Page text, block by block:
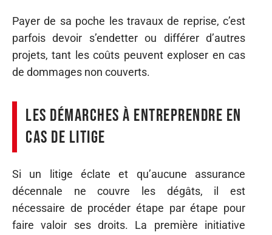
Payer de sa poche les travaux de reprise, c’est
parfois devoir s’endetter ou différer d’autres
projets, tant les coûts peuvent exploser en cas
de dommages non couverts.
Les démarches à entreprendre en
cas de litige
Si un litige éclate et qu’aucune assurance
décennale ne couvre les dégâts, il est
nécessaire de procéder étape par étape pour
faire valoir ses droits. La première initiative